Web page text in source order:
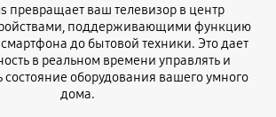
превращает ваш телевизор в центр
поддерживающими функцию
до бытовой техники. Это дает
в реальном времени управлять и
состояние оборудования вашего умного
дома.